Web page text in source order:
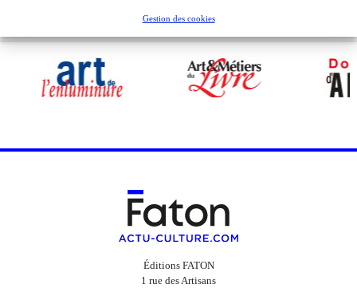
Gestion des cookies
Éditions FATON
1 rue des Artisans